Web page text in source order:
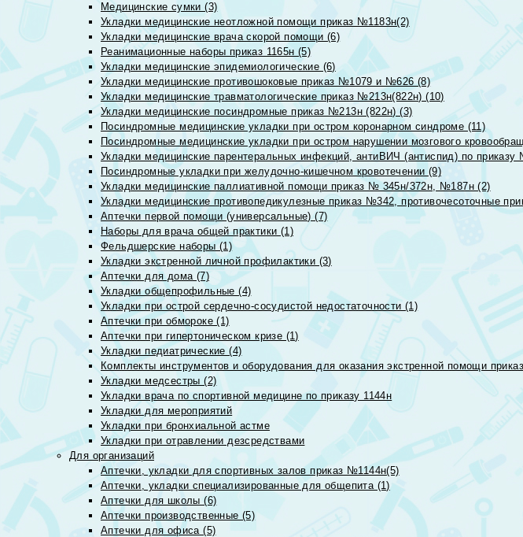
Медицинские сумки (3)
Укладки медицинские неотложной помощи приказ №1183н(2)
Укладки медицинские врача скорой помощи (6)
Реанимационные наборы приказ 1165н (5)
Укладки медицинские эпидемиологические (6)
Укладки медицинские противошоковые приказ №1079 и №626 (8)
Укладки медицинские травматологические приказ №213н(822н) (10)
Укладки медицинские посиндромные приказ №213н (822н) (3)
Посиндромные медицинские укладки при остром коронарном синдроме (11)
Посиндромные медицинские укладки при остром нарушении мозгового
Укладки медицинские парентеральных инфекций, антиВИЧ (антиспид) по
Посиндромные укладки при желудочно-кишечном кровотечении (9)
Укладки медицинские паллиативной помощи приказ № 345н/372н, №187н (2)
Укладки медицинские противопедикулезные приказ №342, противочесоточные
Аптечки первой помощи (универсальные) (7)
Наборы для врача общей практики (1)
Фельдшерские наборы (1)
Укладки экстренной личной профилактики (3)
Аптечки для дома (7)
Укладки общепрофильные (4)
Укладки при острой сердечно-сосудистой недостаточности (1)
Аптечки при обмороке (1)
Аптечки при гипертоническом кризе (1)
Укладки педиатрические (4)
Комплекты инструментов и оборудования для оказания экстренной помощи
Укладки медсестры (2)
Укладки врача по спортивной медицине по приказу 1144н
Укладки для мероприятий
Укладки при бронхиальной астме
Укладки при отравлении дезсредствами
Для организаций
Аптечки, укладки для спортивных залов приказ №1144н(5)
Аптечки, укладки специализированные для общепита (1)
Аптечки для школы (6)
Аптечки производственные (5)
Аптечки для офиса (5)